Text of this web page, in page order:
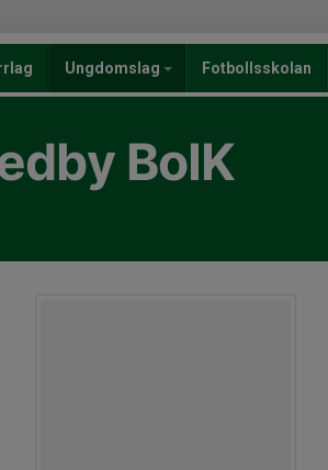
Ungdomslag Fotbollsskolan
BoIK